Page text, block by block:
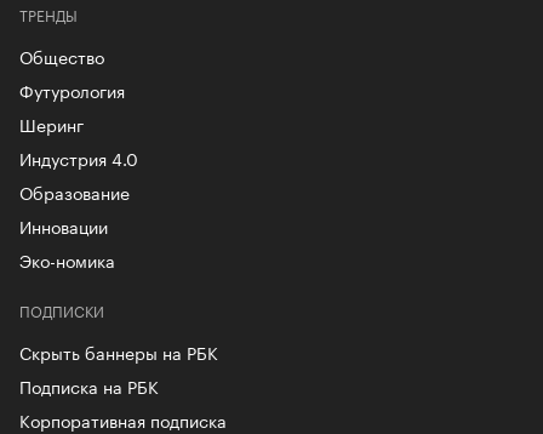
ТРЕНДЫ
Общество
Футурология
Шеринг
Индустрия 4.0
Образование
Инновации
Эко-номика
ПОДПИСКИ
Скрыть баннеры на РБК
Подписка на РБК
Корпоративная подписка